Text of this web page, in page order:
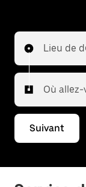
Lieu de
Où allez-
Suivant